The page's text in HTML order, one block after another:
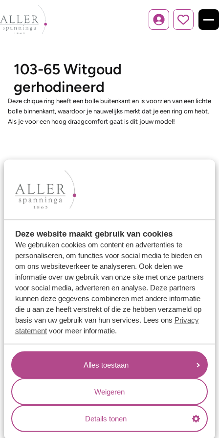
Deze website maakt gebruik van cookies
We gebruiken cookies om content en advertenties te
personaliseren, om functies voor social media te bieden en
om ons websiteverkeer te analyseren. Ook delen we
informatie over uw gebruik van onze site met onze partners
voor social media, adverteren en analyse. Deze partners
kunnen deze gegevens combineren met andere informatie
die u aan ze heeft verstrekt of die ze hebben verzameld op
basis van uw gebruik van hun services. Lees ons Privacy
statementvoor meer informatie.
Alles toestaan
Weigeren
Details tonen
Inloggen
103-65 Witgoud
gerhodineerd
Deze chique ring heeft een bolle buitenkant en is voorzien van een lichte
bolle binnenkant, waardoor je nauwelijks merkt dat je een ring om hebt.
Als je voor een hoog draagcomfort gaat is dit jouw model!
Ons aanbod
Trouwringen
Memoireringen
Verlovingsringen
Vriendschapsringen
Over ons
Aller Spanninga
Historie
Certificaten
Blogs
Jouw voordelen
Conflictvrije Materialen
Oneindig veel mogelijkheden
Kwaliteit
Juweliers & Contact